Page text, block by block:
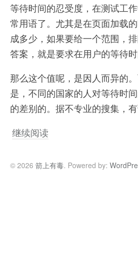
等待时间的忍受度，在测试工
常用语了。尤其是在页面加载
成多少，如果要给一个范围，
答案，就是要求在用户的等待时
那么这个值呢，是因人而异的
是，不同的国家的人对等待时
的差别的。据不专业的搜集，
继续阅读
© 2026 箭上有毒. Powered by: